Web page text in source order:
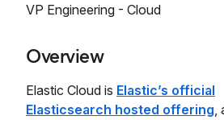
VP Engineering - Cloud
Overview
Elastic Cloud is Elastic’s official
Elasticsearch hosted offering,